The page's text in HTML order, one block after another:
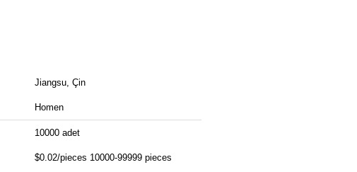
Jiangsu, Çin
Homen
10000 adet
$0.02/pieces 10000-99999 pieces